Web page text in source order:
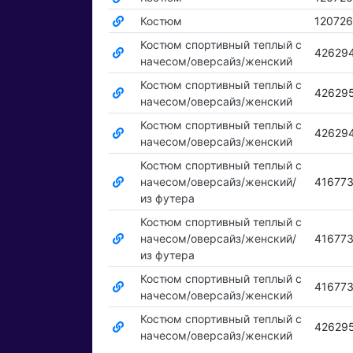
Костюм
Костюм спортивный теплый с
начесом/оверсайз/женский
Костюм спортивный теплый с
начесом/оверсайз/женский
Костюм спортивный теплый с
начесом/оверсайз/женский
Костюм спортивный теплый с
начесом/оверсайз/женский/
из футера
Костюм спортивный теплый с
начесом/оверсайз/женский/
из футера
Костюм спортивный теплый с
начесом/оверсайз/женский
Костюм спортивный теплый с
начесом/оверсайз/женский